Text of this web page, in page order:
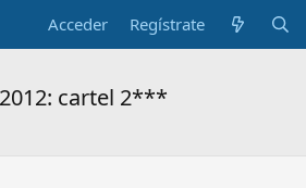
Acceder Regístrate
cartel 2***